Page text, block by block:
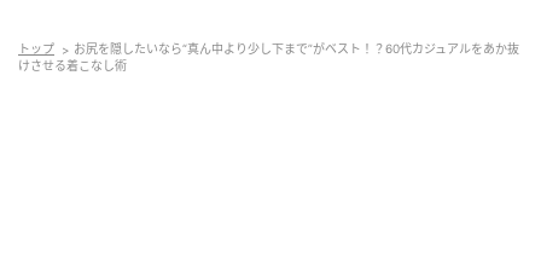
つくところは、体の中でも細い部分です。
トップ
お尻を隠したいなら“真ん中より少し下まで”がベスト！？60代カジュアルをあか抜
けさせる着こなし術